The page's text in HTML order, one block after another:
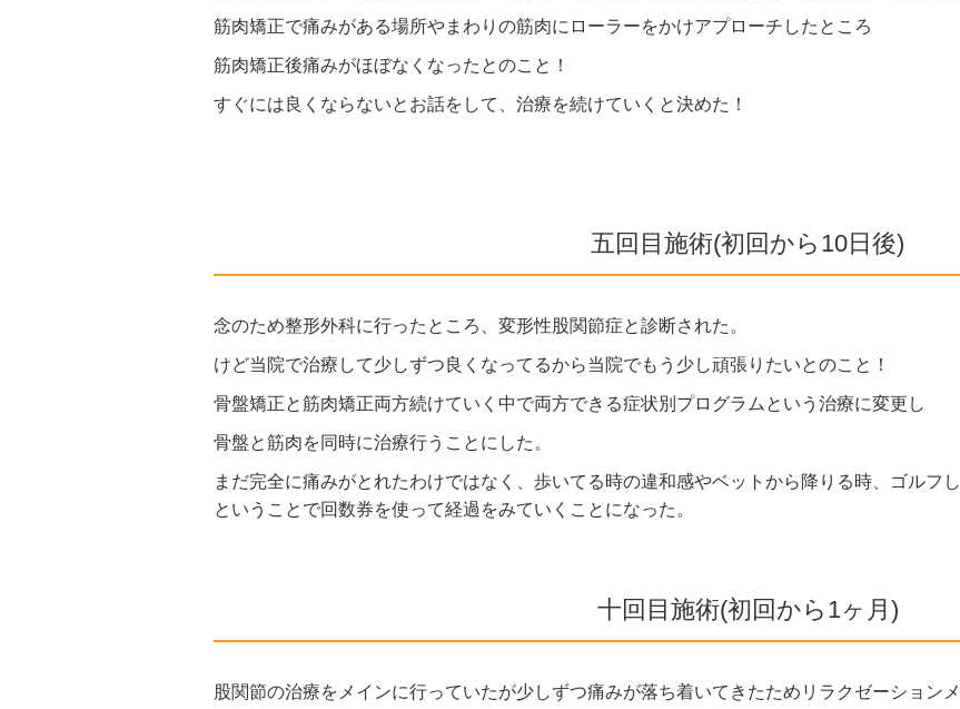
筋肉矯正で痛みがある場所やまわりの筋肉にローラーをかけアプローチしたところ
筋肉矯正後痛みがほぼなくなったとのこと！
すぐには良くならないとお話をして、治療を続けていくと決めた！
五回目施術(初回から10日後)
念のため整形外科に行ったところ、変形性股関節症と診断された。
けど当院で治療して少しずつ良くなってるから当院でもう少し頑張りたいとのこと！
骨盤矯正と筋肉矯正両方続けていく中で両方できる症状別プログラムという治療に変更し
骨盤と筋肉を同時に治療行うことにした。
まだ完全に痛みがとれたわけではなく、歩いてる時の違和感やベットから降りる時、ゴルフ
ということで回数券を使って経過をみていくことになった。
十回目施術(初回から1ヶ月)
股関節の治療をメインに行っていたが少しずつ痛みが落ち着いてきたためリラクゼーション